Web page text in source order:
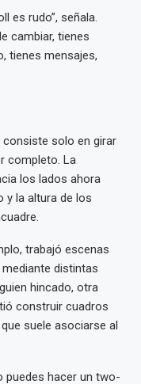
es rudo”, señala.
cambiar, tienes
tienes mensajes,
consiste solo en girar
completo. La
los lados ahora
y la altura de los
trabajó escenas
distintas
hincado, otra
construir cuadros
suele asociarse al
puedes hacer un two-